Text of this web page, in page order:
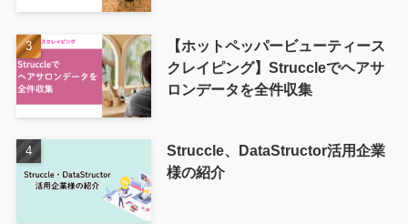
【ホットペッパービューティース
クレイピング】Struccleでヘアサ
ロンデータを全件収集
Struccle、DataStructor活用企業
様の紹介